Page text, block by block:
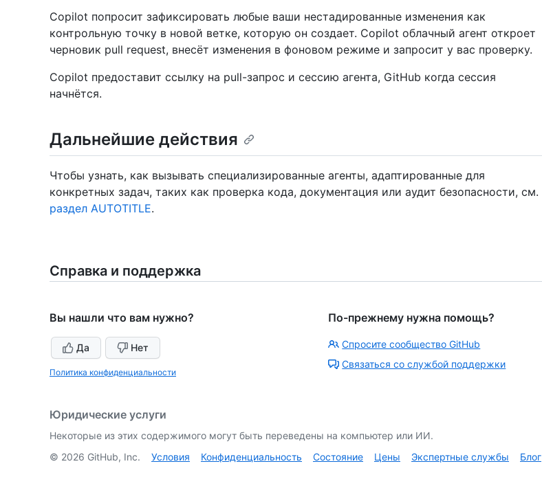
Copilot попросит зафиксировать любые ваши нестадированные изменения как
контрольную точку в новой ветке, которую он создает. Copilot облачный агент откроет
черновик pull request, внесёт изменения в фоновом режиме и запросит у вас проверку.
Copilot предоставит ссылку на pull-запрос и сессию агента, GitHub когда сессия
начнётся.
Дальнейшие действия
Чтобы узнать, как вызывать специализированные агенты, адаптированные для
конкретных задач, таких как проверка кода, документация или аудит безопасности, см.
раздел AUTOTITLE.
Справка и поддержка
Вы нашли что вам нужно?
Да Нет
Политика конфиденциальности
По-прежнему нужна помощь?
Спросите сообщество GitHub
Связаться со службой поддержки
Юридические услуги
Некоторые из этих содержимого могут быть переведены на компьютер или ИИ.
© 2026 GitHub, Inc. Условия Конфиденциальность Состояние Цены Экспертные службы Блог